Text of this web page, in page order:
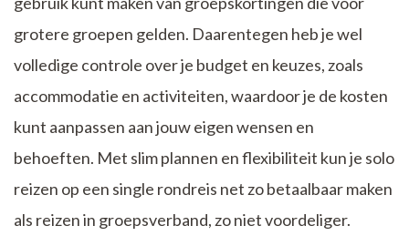
grotere groepen gelden. Daarentegen heb je wel
volledige controle over je budget en keuzes, zoals
accommodatie en activiteiten, waardoor je de kosten
kunt aanpassen aan jouw eigen wensen en
behoeften. Met slim plannen en flexibiliteit kun je solo
reizen op een single rondreis net zo betaalbaar maken
als reizen in groepsverband, zo niet voordeliger.